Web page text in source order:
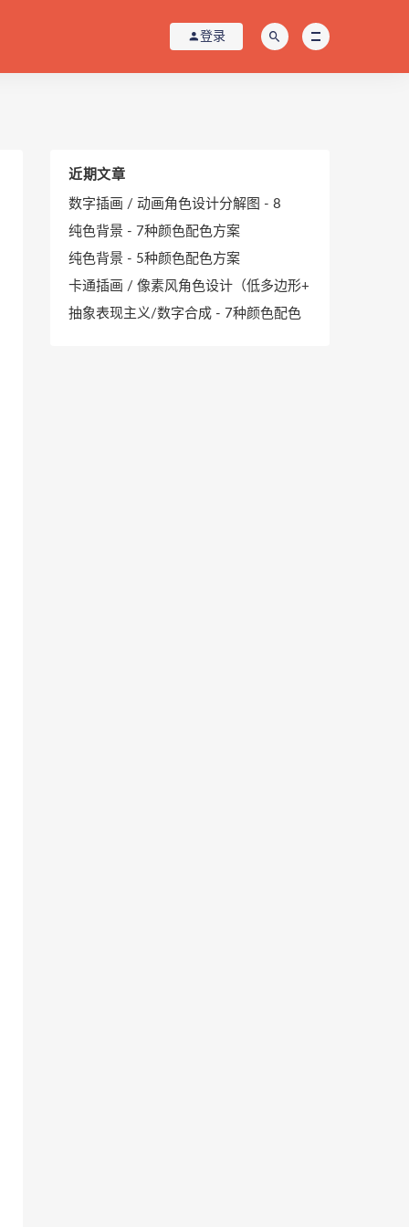
登录
近期文章
数字插画 / 动画角色设计分解图 - 8
纯色背景 - 7种颜色配色方案
纯色背景 - 5种颜色配色方案
卡通插画 / 像素风角色设计（低多边形+
抽象表现主义/数字合成 - 7种颜色配色